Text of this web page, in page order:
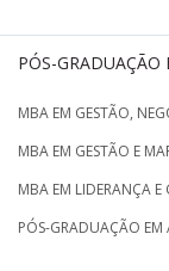
PÓS-GRADUAÇÃO
MBA EM GESTÃO,
MBA EM GESTÃO E
MBA EM LIDERANÇA E
PÓS-GRADUAÇÃO EM